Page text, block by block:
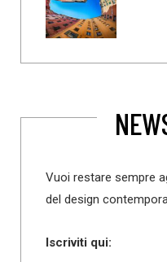
Vuoi restare sempre
del design
Iscriviti qui: